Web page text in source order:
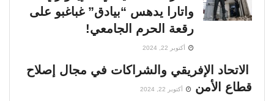
على دول إفريقيا جنوب الصحراء
02:09:47
00:01:30
واتارا يدهس “بيادق” غباغبو على
رقعة الحرم الجامعي!
أكتوبر 22, 2024
الاتحاد الإفريقي والشراكات في مجال إصلاح
قطاع الأمن
أكتوبر 22, 2024